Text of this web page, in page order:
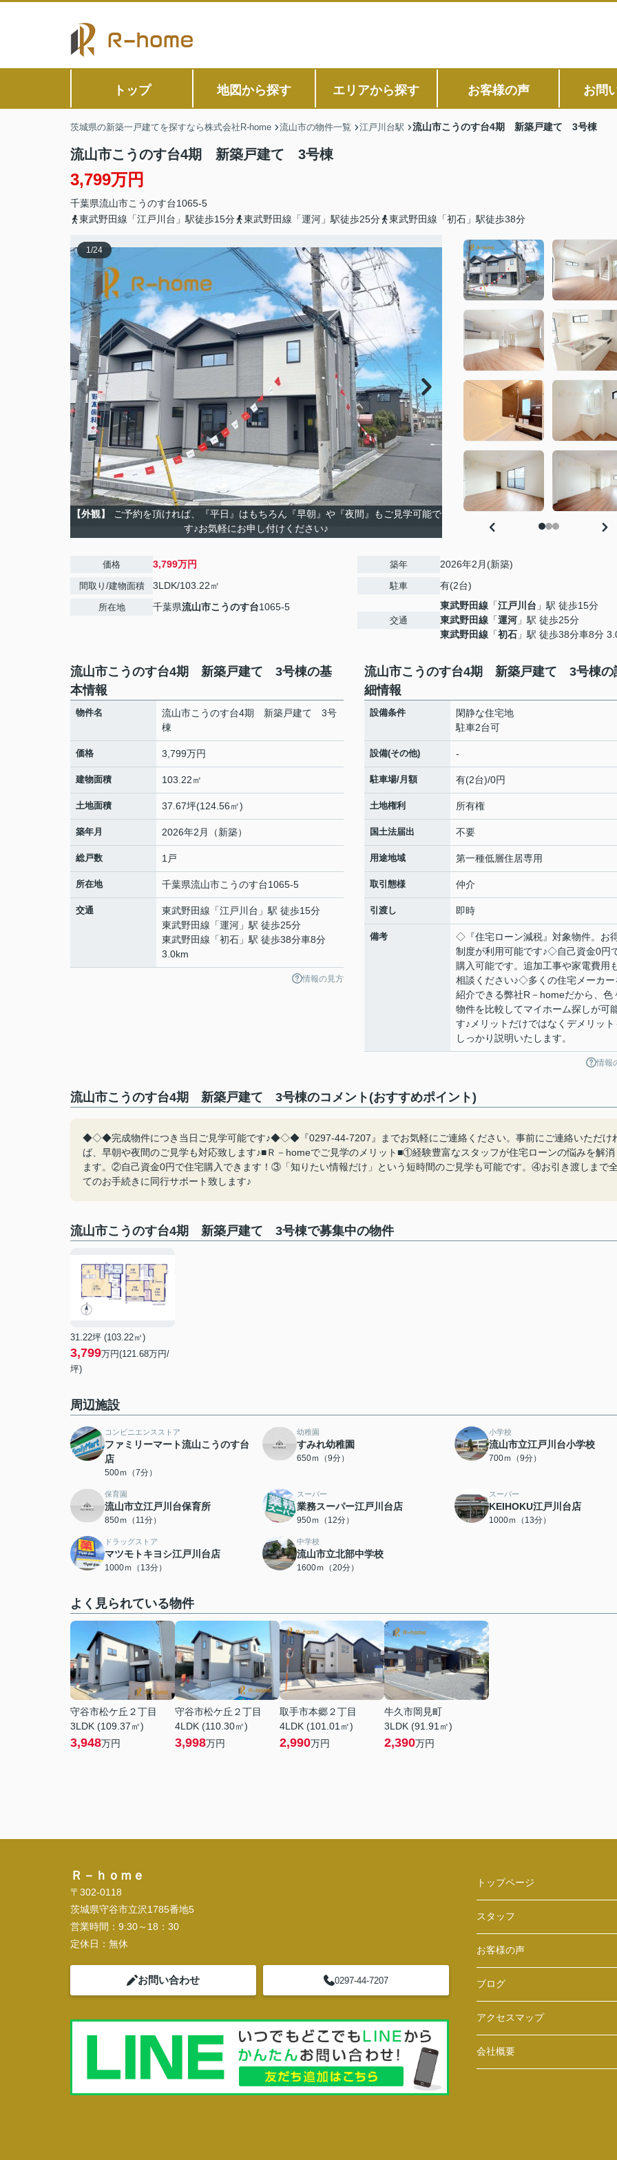
トップ 地図から探す エリアから探す お客様の声 お問
茨城県の新築一戸建てを探すなら株式会社R-home 流山市の物件一覧 江戸川台駅 流山市こうのす台4期 新築戸建て 3号棟
流山市こうのす台4期 新築戸建て 3号棟
3,799万円
千葉県流山市こうのす台1065-5
東武野田線「江戸川台」駅徒歩15分
東武野田線「運河」駅徒歩25分 東武野田線「初石」駅徒歩38分
1/24
【外観】
ご予約を頂ければ、『平日』はもちろん『早朝』や『夜間』もご見学可能で
す♪お気軽にお申し付けください♪
価格 3,799万円
間取り/建物面積 3LDK/103.22㎡
所在地 千葉県流山市こうのす台1065-5
築年 2026年2月(新築)
駐車 有(2台)
交通
東武野田線 「江戸川台 」駅 徒歩15分
東武野田線 「運河 」駅 徒歩25分
東武野田線 「初石 」駅 徒歩38分車8分
流山市こうのす台4期 新築戸建て 3号棟の基
本情報
物件名
流山市こうのす台4期 新築戸建て 3号
棟
価格 3,799万円
建物面積 103.22㎡
土地面積 37.67坪(124.56㎡)
築年月 2026年2月（新築）
総戸数 1戸
所在地 千葉県流山市こうのす台1065-5
交通 東武野田線 「江戸川台 」駅 徒歩15分
東武野田線 「運河 」駅 徒歩25分
東武野田線 「初石 」駅 徒歩38分車8分
3.0km
情報の見方
流山市こうのす台4期 新築戸建て 3号棟の
細情報
設備条件
閑静な住宅地
駐車2台可
設備(その他) -
駐車場/月額 有(2台)/0円
土地権利 所有権
国土法届出 不要
用途地域 第一種低層住居専用
取引態様 仲介
引渡し 即時
備考
◇『住宅ローン減税』対象物件。お
制度が利用可能です♪◇自己資金0円
購入可能です。追加工事や家電費用
相談ください♪◇多くの住宅メーカー
紹介できる弊社R－homeだから、色
物件を比較してマイホーム探しが可
す♪メリットだけではなくデメリット
しっかり説明いたします。
情報
流山市こうのす台4期 新築戸建て 3号棟のコメント(おすすめポイント)
◆◇◆完成物件につき当日ご見学可能です♪◆◇◆『0297-44-7207』までお気軽にご連絡ください。事前にご連絡いただけ
ば、早朝や夜間のご見学も対応致します♪■Ｒ－homeでご見学のメリット■①経験豊富なスタッフが住宅ローンの悩みを解消
ます。②自己資金0円で住宅購入できます！③「知りたい情報だけ」という短時間のご見学も可能です。④お引き渡しまで
てのお手続きに同行サポート致します♪
流山市こうのす台4期 新築戸建て 3号棟で募集中の物件
31.22坪 (103.22㎡)
3,799万円(121.68万円/
坪)
周辺施設
コンビニエンスストア
ファミリーマート流山こうのす台
店
500ｍ（7分）
幼稚園
すみれ幼稚園
650ｍ（9分）
小学校
流山市立江戸川台小学校
700ｍ（9分）
保育園
流山市立江戸川台保育所
850ｍ（11分）
スーパー
業務スーパー江戸川台店
950ｍ（12分）
スーパー
KEIHOKU江戸川台店
1000ｍ（13分）
ドラッグストア
マツモトキヨシ江戸川台店
1000ｍ（13分）
中学校
流山市立北部中学校
1600ｍ（20分）
よく見られている物件
守谷市松ケ丘２丁目
3LDK (109.37㎡)
3,948万円
守谷市松ケ丘２丁目
4LDK (110.30㎡)
3,998万円
取手市本郷２丁目
4LDK (101.01㎡)
2,990万円
牛久市岡見町
3LDK (91.91㎡)
2,390万円
Ｒ－ｈｏｍｅ
〒302-0118
茨城県守谷市立沢1785番地5
営業時間： 9:30～18：30
定休日： 無休
お問い合わせ 0297-44-7207
トップページ
スタッフ
お客様の声
ブログ
アクセスマップ
会社概要